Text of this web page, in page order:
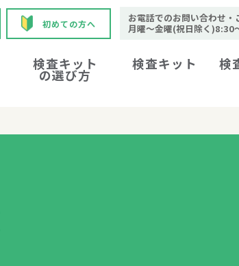
初めての方へ
お電話でのお問い合わせ・
月曜～金曜(祝日除く)8:30
検査キット
の選び方
検査キット 検